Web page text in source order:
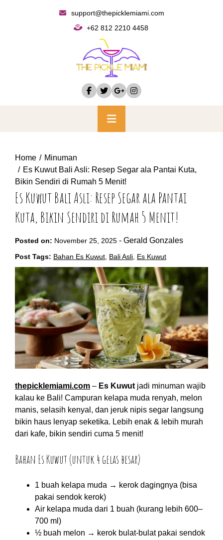
support@thepicklemiami.com
+62 812 2210 4458
Primary
Menu
Home
Minuman
Es Kuwut Bali Asli: Resep Segar ala Pantai Kuta,
Bikin Sendiri di Rumah 5 Menit!
Es Kuwut Bali Asli: Resep Segar ala Pantai
Kuta, Bikin Sendiri di Rumah 5 Menit!
Posted on: November 25, 2025 - Gerald Gonzales
Post Tags: Bahan Es Kuwut, Bali Asli, Es Kuwut
thepicklemiami.com – Es Kuwut jadi minuman wajib
kalau ke Bali! Campuran kelapa muda renyah, melon
manis, selasih kenyal, dan jeruk nipis segar langsung
bikin haus lenyap seketika. Lebih enak & lebih murah
dari kafe, bikin sendiri cuma 5 menit!
Bahan Es Kuwut (untuk 4 gelas besar)
1 buah kelapa muda → kerok dagingnya (bisa
pakai sendok kerok)
Air kelapa muda dari 1 buah (kurang lebih 600–
700 ml)
½ buah melon → kerok bulat-bulat pakai sendok